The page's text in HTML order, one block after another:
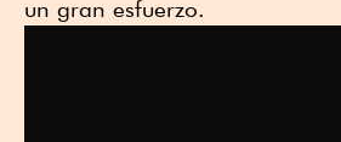
un gran esfuerzo.